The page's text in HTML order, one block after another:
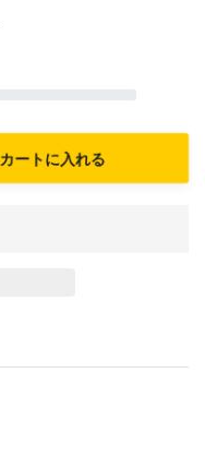
カートに入れる